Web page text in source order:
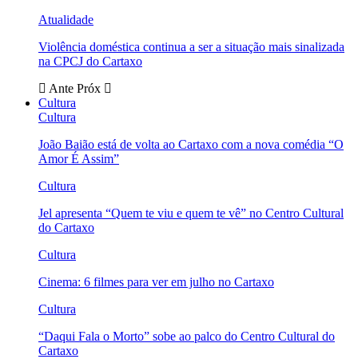
Atualidade
Violência doméstica continua a ser a situação mais sinalizada
na CPCJ do Cartaxo
Ante Próx
Cultura
Cultura
João Baião está de volta ao Cartaxo com a nova comédia “O
Amor É Assim”
Cultura
Jel apresenta “Quem te viu e quem te vê” no Centro Cultural
do Cartaxo
Cultura
Cinema: 6 filmes para ver em julho no Cartaxo
Cultura
“Daqui Fala o Morto” sobe ao palco do Centro Cultural do
Cartaxo